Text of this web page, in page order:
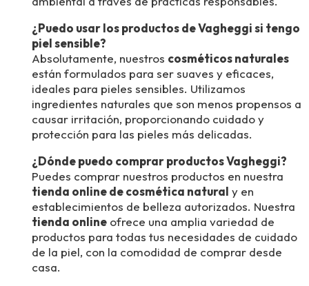
¿Puedo usar los productos de Vagheggi si tengo
piel sensible?
Absolutamente, nuestros cosméticos naturales
están formulados para ser suaves y eficaces,
ideales para pieles sensibles. Utilizamos
ingredientes naturales que son menos propensos a
causar irritación, proporcionando cuidado y
protección para las pieles más delicadas.
¿Dónde puedo comprar productos Vagheggi?
Puedes comprar nuestros productos en nuestra
tienda online de cosmética natural y en
establecimientos de belleza autorizados. Nuestra
tienda online ofrece una amplia variedad de
productos para todas tus necesidades de cuidado
de la piel, con la comodidad de comprar desde
casa.